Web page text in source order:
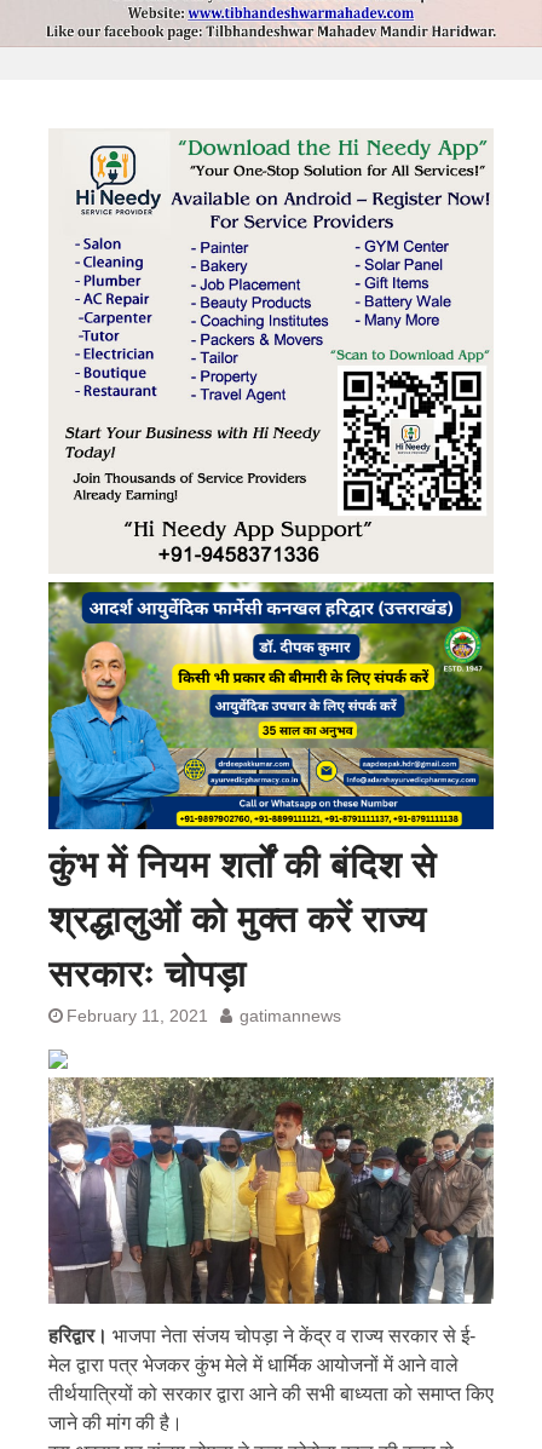
कुंभ में नियम शर्तों की बंदिश से
श्रद्धालुओं को मुक्त करें राज्य
सरकारः चोपड़ा
February 11, 2021 gatimannews
हरिद्वार। भाजपा नेता संजय चोपड़ा ने केंद्र व राज्य सरकार से ई-
मेल द्वारा पत्र भेजकर कुंभ मेले में धार्मिक आयोजनों में आने वाले
तीर्थयात्रियों को सरकार द्वारा आने की सभी बाध्यता को समाप्त किए
जाने की मांग की है।